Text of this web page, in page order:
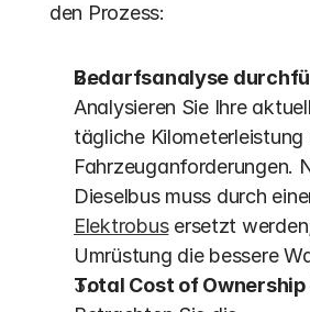
den Prozess:
Bedarfsanalyse
Analysieren Sie Ihre
tägliche Kilometerleistung
Fahrzeuganforderungen.
Elektrobus ersetzt
Umrüstung die bessere
Total Cost of Ownership